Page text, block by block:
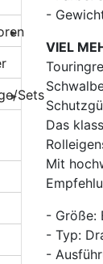
-
VIEL
Das
Mit
- Größe:
- Typ:
-
Sets
Ersatzteile